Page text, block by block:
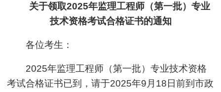
关于领取2025年监理工程师（第一批）专业
技术资格考试合格证书的通知
各位考生：
2025年监理工程师（第一批）专业技术资格
考试合格证书已到，请于2025年9月18日前到市政